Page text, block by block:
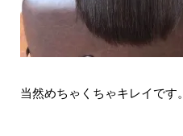
当然めちゃくちゃキレイです。